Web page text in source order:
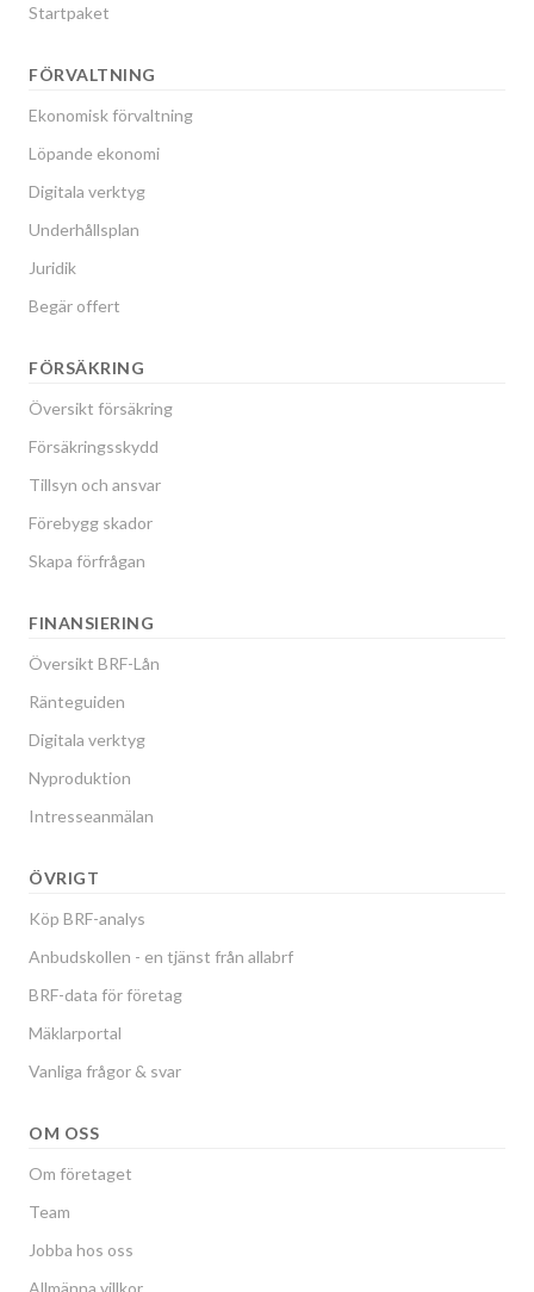
Startpaket
FÖRVALTNING
Ekonomisk förvaltning
Löpande ekonomi
Digitala verktyg
Underhållsplan
Juridik
Begär offert
FÖRSÄKRING
Översikt försäkring
Försäkringsskydd
Tillsyn och ansvar
Förebygg skador
Skapa förfrågan
FINANSIERING
Översikt BRF-Lån
Ränteguiden
Digitala verktyg
Nyproduktion
Intresseanmälan
ÖVRIGT
Köp BRF-analys
Anbudskollen - en tjänst från allabrf
BRF-data för företag
Mäklarportal
Vanliga frågor & svar
OM OSS
Om företaget
Team
Jobba hos oss
Allmänna villkor